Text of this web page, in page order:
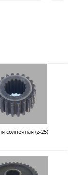
солнечная (z-25)